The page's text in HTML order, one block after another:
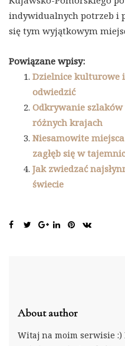
indywidualnych potrzeb i
się tym wyjątkowym
Powiązane wpisy:
Dzielnice kulturowe
odwiedzić
Odkrywanie
różnych krajach
Niesamowite
zagłęb się w
Jak zwiedzać
świecie
About author
Witaj na moim serwisie :)